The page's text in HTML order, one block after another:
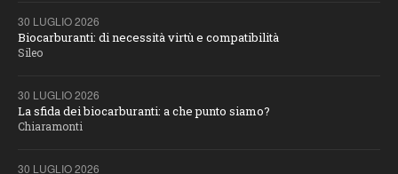
30 LUGLIO 2026
Biocarburanti: di necessità virtù e compatibilità
Sileo
30 LUGLIO 2026
La sfida dei biocarburanti: a che punto siamo?
Chiaramonti
30 LUGLIO 2026